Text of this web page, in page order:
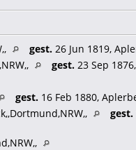
gest. 26 Jun 1819,
gest. 23 Sep
gest. 16 Feb 1880,
gest.